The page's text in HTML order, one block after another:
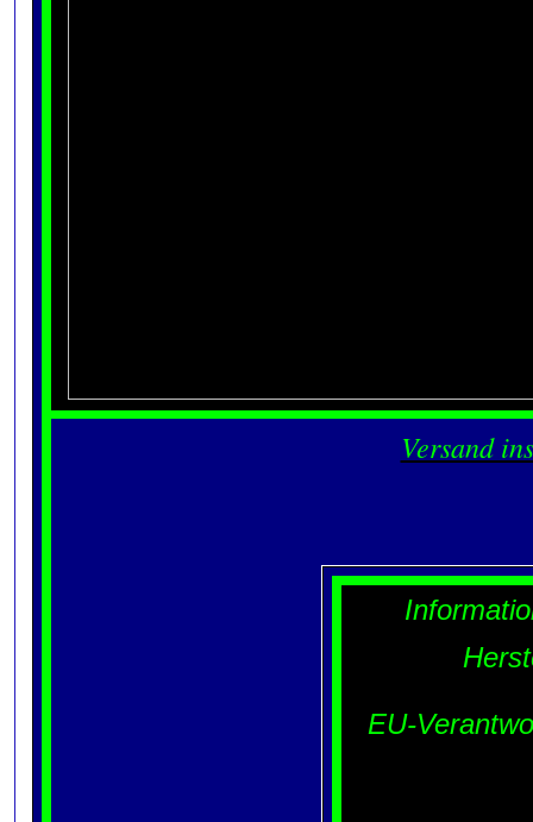
Versand
EU-